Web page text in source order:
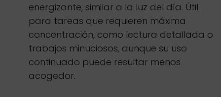
energizante, similar a la luz del día. Útil
para tareas que requieren máxima
concentración, como lectura detallada o
trabajos minuciosos, aunque su uso
continuado puede resultar menos
acogedor.